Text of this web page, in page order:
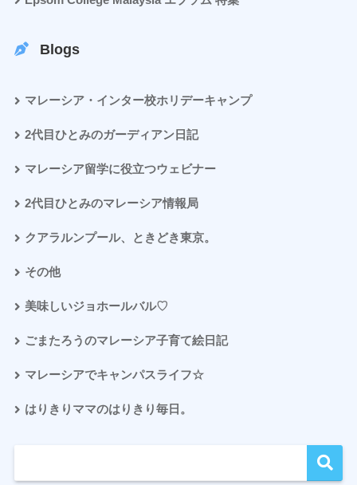
Blogs
マレーシア・インター校ホリデーキャンプ
2代目ひとみのガーディアン日記
マレーシア留学に役立つウェビナー
2代目ひとみのマレーシア情報局
クアラルンプール、ときどき東京。
その他
美味しいジョホールバル♡
ごまたろうのマレーシア子育て絵日記
マレーシアでキャンパスライフ☆
はりきりママのはりきり毎日。